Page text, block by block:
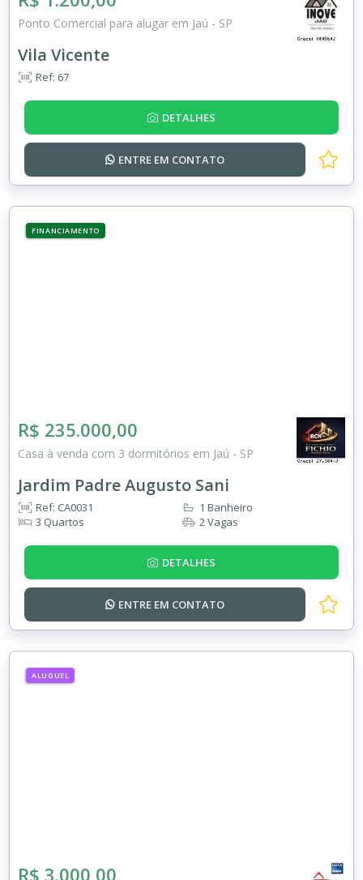
Ponto Comercial para alugar em Jaú - SP
Vila Vicente
Ref: 67
DETALHES
ENTRE EM CONTATO
FINANCIAMENTO
R$ 235.000,00
Casa à venda com 3 dormitórios em Jaú - SP
Jardim Padre Augusto Sani
Ref: CA0031
3 Quartos
1 Banheiro
2 Vagas
DETALHES
ENTRE EM CONTATO
ALUGUEL
R$ 3.000,00